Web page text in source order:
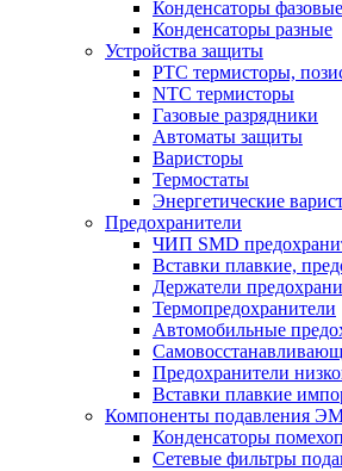
Конденсаторы
Конденсаторы разные
Устройства защиты
PTC термисторы,
NTC термисторы
Газовые разрядники
Автоматы защиты
Варисторы
Термостаты
Энергетические
Предохранители
ЧИП SMD
Вставки плавкие,
Держатели
Термопредохранители
Автомобильные
Предохранители
Вставки плавкие
Компоненты подавления
Конденсаторы
Сетевые фильтры